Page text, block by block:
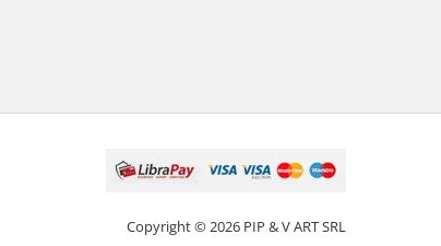
Copyright © 2026 PIP & V ART SRL